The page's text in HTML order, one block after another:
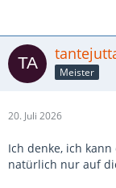
Meister
20. Juli 2026
Ich denke, ich
natürlich nur auf